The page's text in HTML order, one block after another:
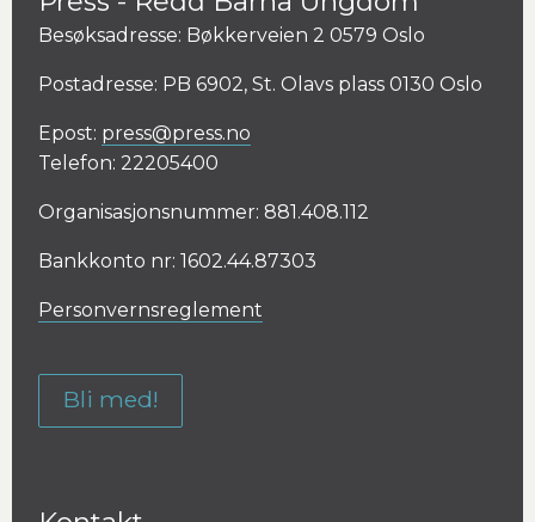
Besøksadresse: Bøkkerveien 2 0579 Oslo
Postadresse: PB 6902, St. Olavs plass 0130 Oslo
Epost: press@press.no
Telefon: 22205400
Organisasjonsnummer: 881.408.112
Bankkonto nr: 1602.44.87303
Personvernsreglement
Bli med!